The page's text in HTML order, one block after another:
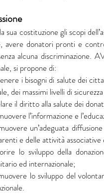
sua costituzione gli scopi
avere donatori pronti e
alcuna discriminazione.
si propone di:
i bisogni di salute dei
dei massimi livelli di
il diritto alla salute dei
l’informazione e
un’adeguata
e delle attività
lo sviluppo della
ed internazionale;
lo sviluppo del